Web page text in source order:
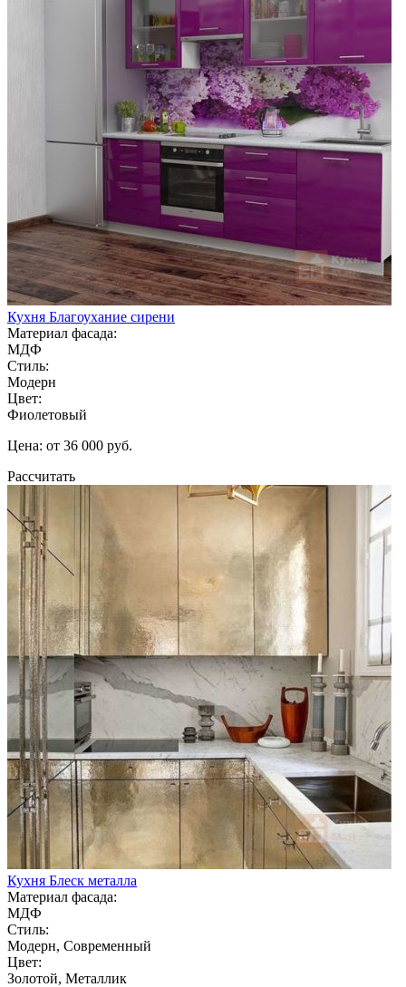
Кухня Благоухание сирени
Материал фасада:
МДФ
Стиль:
Модерн
Цвет:
Фиолетовый
Цена: от 36 000 руб.
Рассчитать
Кухня Блеск металла
Материал фасада:
МДФ
Стиль:
Модерн, Современный
Цвет:
Золотой, Металлик